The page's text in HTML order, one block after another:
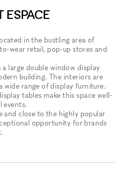
ESPACE
in the bustling area of
wear retail, pop-up stores and
large double window display
building. The interiors are
wide range of display furniture.
tables make this space well-
events.
and close to the highly popular
opportunity for brands